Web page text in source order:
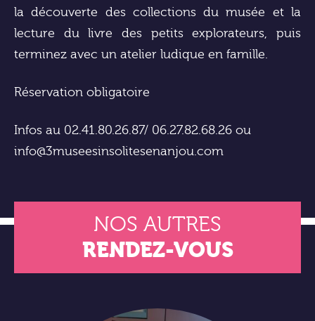
la découverte des collections du musée et la
lecture du livre des petits explorateurs, puis
terminez avec un atelier ludique en famille.
Réservation obligatoire
Infos au 02.41.80.26.87/ 06.27.82.68.26 ou
info@3museesinsolitesenanjou.com
NOS AUTRES
RENDEZ-VOUS